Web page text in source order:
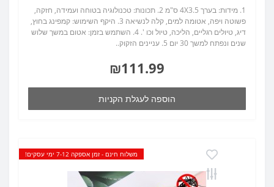
1. מידות: בערך 4X3.5 ס"מ 2. תכונות: טכנולוגיה בטוחה ועמידה, חזקה,
פשוטה ויפה, אטומה למים, קלה לנשיאה 3. היקף השימוש: קמפינג בחוץ,
דיג, טיולים רגליים, הליכה, טיול וכו '. 4. השתמש בזמן: אטום במשך שלוש
שנים ונפתח למשך 30 יום 5. עניינים הזקוק..
₪111.99
הוספה לעגלת הקניות
משלוח חינם - זמן אספקה 7-12 ימי עסקים!